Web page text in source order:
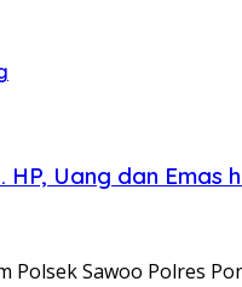
Uang dan Emas
Polsek Sawoo Polres